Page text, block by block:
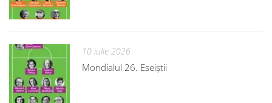
10 iulie 2026
Mondialul 26. Eseiștii